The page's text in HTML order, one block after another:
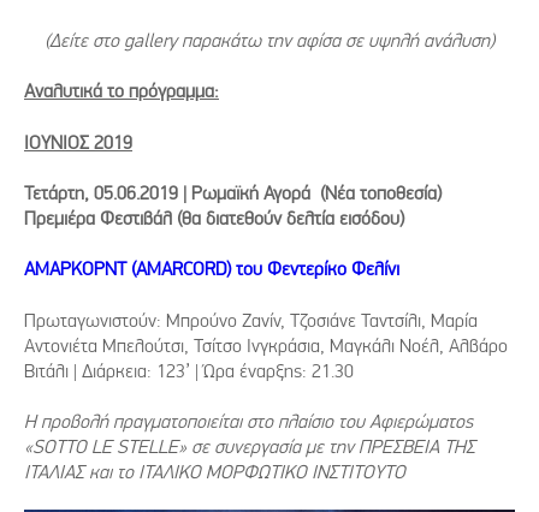
(Δείτε στο gallery παρακάτω την αφίσα σε υψηλή ανάλυση)
Αναλυτικά το πρόγραμμα:
ΙΟΥΝΙΟΣ 2019
Τετάρτη, 05.06.2019 | Ρωμαϊκή Αγορά (Nέα τοποθεσία)
Πρεμιέρα Φεστιβάλ (θα διατεθούν δελτία εισόδου)
ΑΜΑΡΚΟΡΝΤ (AMARCORD) του Φεντερίκο Φελίνι
Πρωταγωνιστούν: Μπρούνο Ζανίν, Τζοσιάνε Ταντσίλι, Μαρία
Αντονιέτα Μπελούτσι, Τσίτσο Ινγκράσια, Μαγκάλι Νοέλ, Αλβάρο
Βιτάλι | Διάρκεια: 123’ | Ώρα έναρξης: 21.30
Η προβολή πραγματοποιείται στο πλαίσιο του Αφιερώματος
«SOTTO LE STELLE» σε συνεργασία με την ΠΡΕΣΒΕΙΑ ΤΗΣ
ΙΤΑΛΙΑΣ και το ΙΤΑΛΙΚΟ ΜΟΡΦΩΤΙΚΟ ΙΝΣΤΙΤΟΥΤΟ